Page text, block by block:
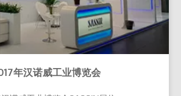
年汉诺威工业博览会